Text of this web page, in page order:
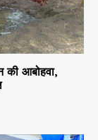
की आबोहवा,